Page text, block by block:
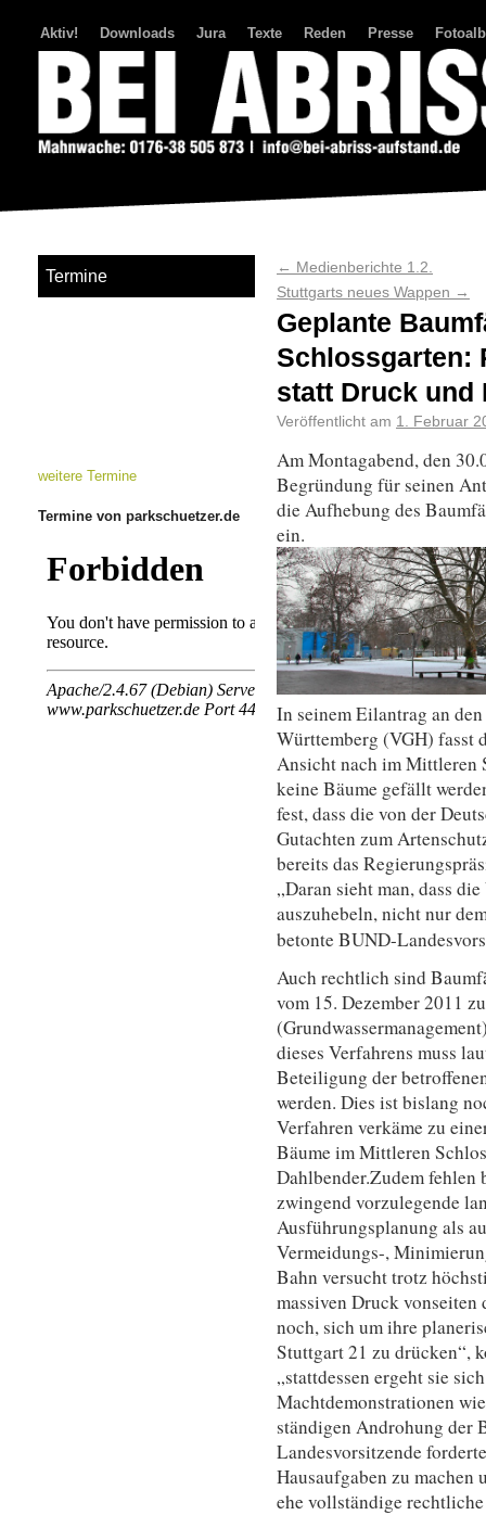
Aktiv! Downloads Jura Texte Reden Presse
← Medienberichte 1.2.
Stuttgarts neues Wappen →
Geplante
Schlossgarten:
statt Druck und
Veröffentlicht am 1. Februar
Am Montagabend, den
Begründung für seinen
die Aufhebung des
ein.
In seinem Eilantrag an
Württemberg (VGH) fasst
Ansicht nach im Mittleren
keine Bäume gefällt
fest, dass die von der
Gutachten zum
bereits das
„Daran sieht man, dass
auszuhebeln, nicht nur
betonte BUND-
Auch rechtlich sind
vom 15. Dezember 2011
dieses Verfahrens muss
Beteiligung der
werden. Dies ist bislang
Verfahren verkäme zu
Bäume im Mittleren
Dahlbender.Zudem fehlen
zwingend vorzulegende
Ausführungsplanung als
Vermeidungs-,
Bahn versucht trotz
massiven Druck
noch, sich um ihre
Stuttgart 21 zu drücken“,
„stattdessen ergeht sie
Machtdemonstrationen
ständigen Androhung der
Landesvorsitzende
Hausaufgaben zu
ehe vollständige
Termine
weitere Termine
Termine von parkschuetzer.de